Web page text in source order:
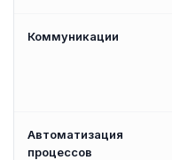
Коммуникации
Автоматизация
процессов